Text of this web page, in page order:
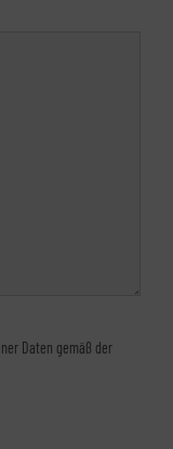
Daten gemäß der